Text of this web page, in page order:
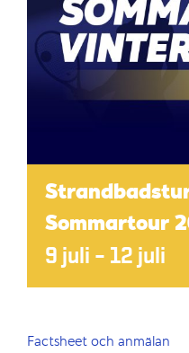
Sommartour
9 juli – 12 juli
Factsheet och anmälan